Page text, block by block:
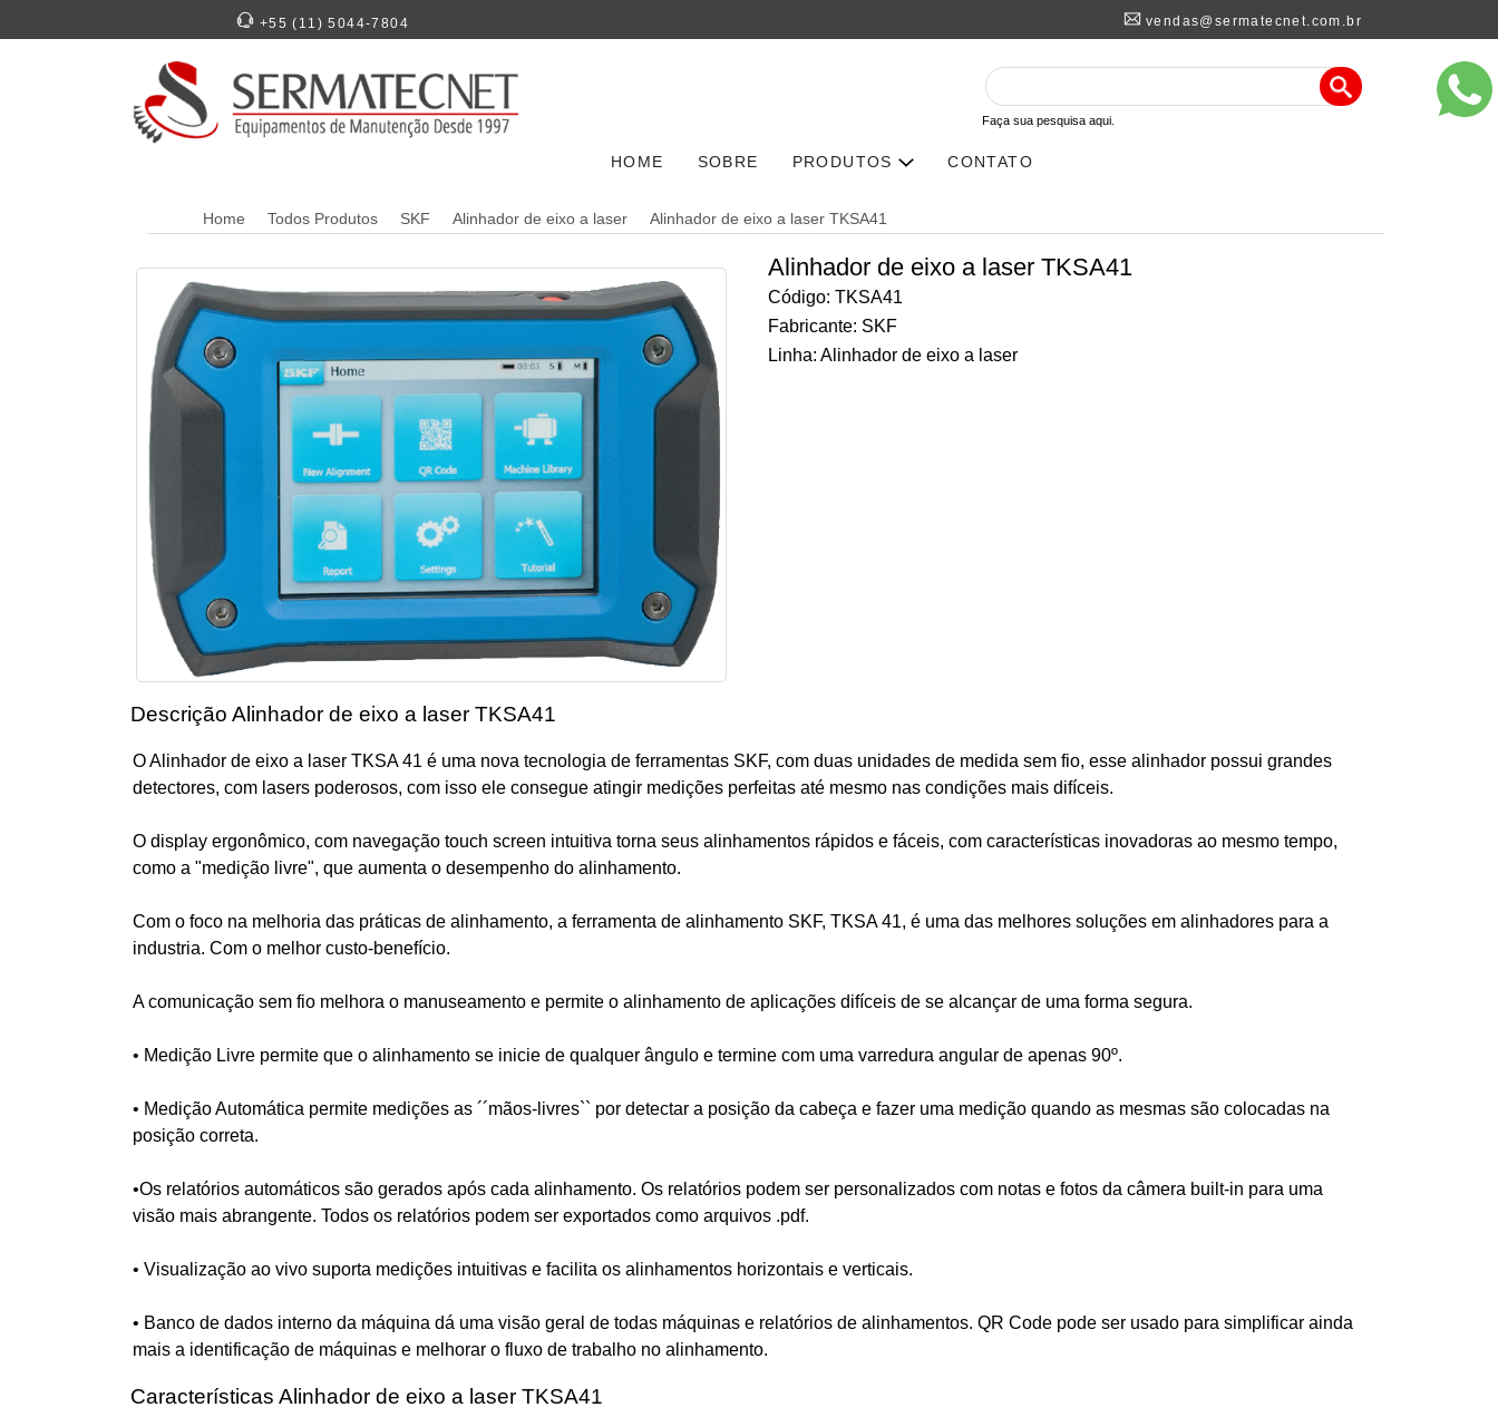
+55 (11) 5044-7804 vendas@sermatecnet.com.br
Faça sua pesquisa aqui.
HOME SOBRE PRODUTOS CONTATO
Home Todos Produtos SKF Alinhador de eixo a laser Alinhador de eixo a laser TKSA41
Alinhador de eixo a laser TKSA41
Código: TKSA41
Fabricante: SKF
Linha: Alinhador de eixo a laser
Descrição Alinhador de eixo a laser TKSA41
O Alinhador de eixo a laser TKSA 41 é uma nova tecnologia de ferramentas SKF, com duas unidades de medida sem fio, esse alinhador possui grandes
detectores, com lasers poderosos, com isso ele consegue atingir medições perfeitas até mesmo nas condições mais difíceis.
O display ergonômico, com navegação touch screen intuitiva torna seus alinhamentos rápidos e fáceis, com características inovadoras ao mesmo tempo,
como a "medição livre", que aumenta o desempenho do alinhamento.
Com o foco na melhoria das práticas de alinhamento, a ferramenta de alinhamento SKF, TKSA 41, é uma das melhores soluções em alinhadores para a
industria. Com o melhor custo-benefício.
A comunicação sem fio melhora o manuseamento e permite o alinhamento de aplicações difíceis de se alcançar de uma forma segura.
• Medição Livre permite que o alinhamento se inicie de qualquer ângulo e termine com uma varredura angular de apenas 90º.
• Medição Automática permite medições as ´´mãos-livres`` por detectar a posição da cabeça e fazer uma medição quando as mesmas são colocadas na
posição correta.
•Os relatórios automáticos são gerados após cada alinhamento. Os relatórios podem ser personalizados com notas e fotos da câmera built-in para uma
visão mais abrangente. Todos os relatórios podem ser exportados como arquivos .pdf.
• Visualização ao vivo suporta medições intuitivas e facilita os alinhamentos horizontais e verticais.
• Banco de dados interno da máquina dá uma visão geral de todas máquinas e relatórios de alinhamentos. QR Code pode ser usado para simplificar ainda
mais a identificação de máquinas e melhorar o fluxo de trabalho no alinhamento.
Características Alinhador de eixo a laser TKSA41